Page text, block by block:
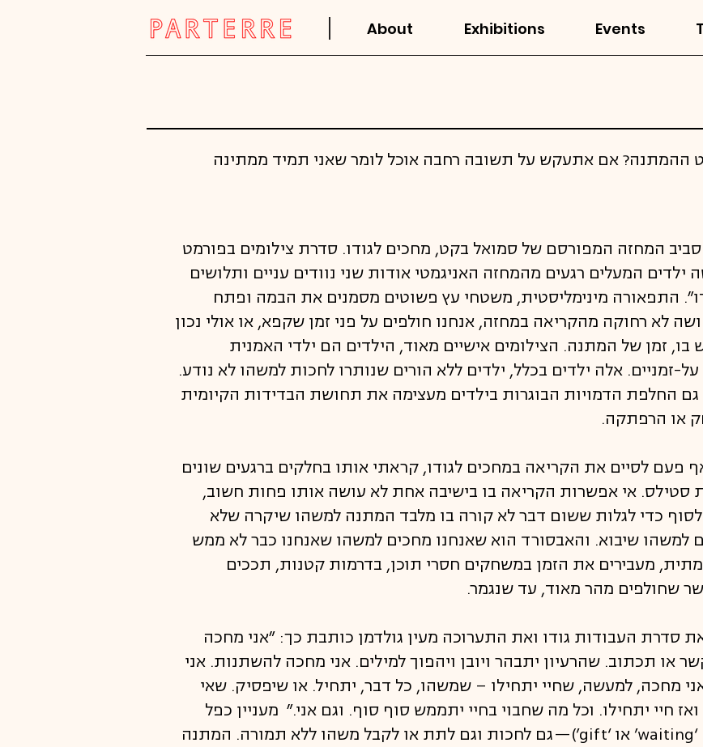
About Exhibitions Events
ההמתנה? אם אתעקש על תשובה רחבה אוכל לומר שאני תמיד ממתינה
המחזה המפורסם של סמואל בקט, מחכים לגודו. סדרת צילומים בפורמט
המעלים רגעים מהמחזה האניגמטי אודות שני נוודים עניים ותלושים
התפאורה מינימליסטית, משטחי עץ פשוטים מסמנים את הבמה ופתח
לא רחוקה מהקריאה במחזה, אנחנו חולפים על פני זמן שקפא, או אולי נכון
זמן של המתנה. הצילומים אישיים מאוד, הילדים הם ילדי האמנית
זמניים. אלה ילדים בכלל, ילדים ללא הורים שנותרו לחכות למשהו לא נודע.
החלפת הדמויות הבוגרות בילדים מעצימה את תחושת הבדידות הקיומית
או הרפתקה.
פעם לסיים את הקריאה במחכים לגודו, קראתי אותו בחלקים ברגעים שונים
סטילס. אי אפשרות הקריאה בו בישיבה אחת לא עושה אותו פחות חשוב,
לסוף כדי לגלות ששום דבר לא קורה בו מלבד המתנה למשהו שיקרה שלא
למשהו שיבוא. והאבסורד הוא שאנחנו מחכים למשהו שאנחנו כבר לא ממש
מעבירים את הזמן במשחקים חסרי תוכן, בדרמות קטנות, תככים
שחולפים מהר מאוד, עד שנגמר.
סדרת העבודות גודו ואת התערוכה מעין גולדמן כותבת כך: ״אני מחכה
או תכתוב. שהרעיון יתבהר ויובן ויהפוך למילים. אני מחכה להשתנות. אני
מחכה, למעשה, שחיי יתחילו – שמשהו, כל דבר, יתחיל. או שיפסיק. שאי
חיי יתחילו. וכל מה שחבוי בחיי יתממש סוף סוף. וגם אני.״ מעניין כפל
המשמעות של ״המתנה״ (במובן של ‘waiting’ או ‘gift’)—גם לחכות וגם לתת או לקבל משהו ללא תמורה. המתנה